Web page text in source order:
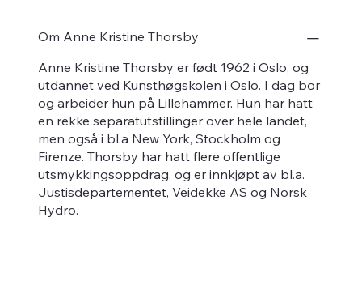
Om Anne Kristine Thorsby
Anne Kristine Thorsby er født 1962 i Oslo, og
utdannet ved Kunsthøgskolen i Oslo. I dag bor
og arbeider hun på Lillehammer. Hun har hatt
en rekke separatutstillinger over hele landet,
men også i bl.a New York, Stockholm og
Firenze. Thorsby har hatt flere offentlige
utsmykkingsoppdrag, og er innkjøpt av bl.a.
Justisdepartementet, Veidekke AS og Norsk
Hydro.